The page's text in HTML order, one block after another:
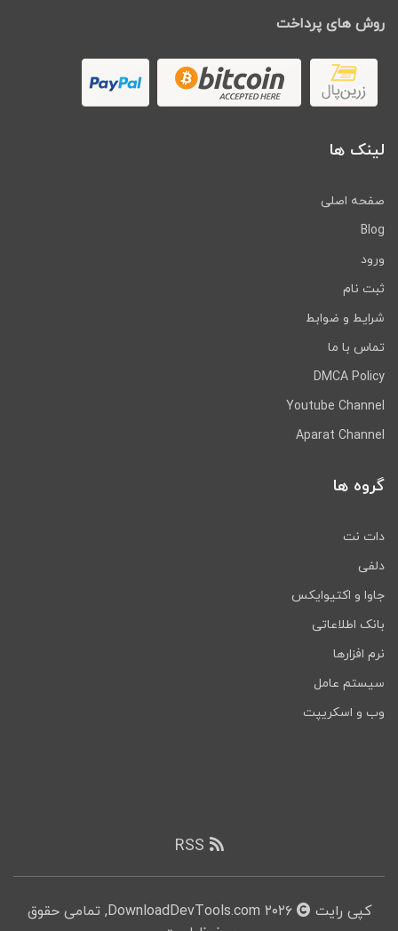
روش های پرداخت
لینک ها
صفحه اصلی
Blog
ورود
ثبت نام
شرایط و ضوابط
تماس با ما
DMCA Policy
Youtube Channel
Aparat Channel
گروه ها
دات نت
دلفی
جاوا و اکتیوایکس
بانک اطلاعاتی
نرم افزارها
سیستم عامل
وب و اسکریپت
کپی رایت
۲۰۲۶ DownloadDevTools.com, تمامی حقوق